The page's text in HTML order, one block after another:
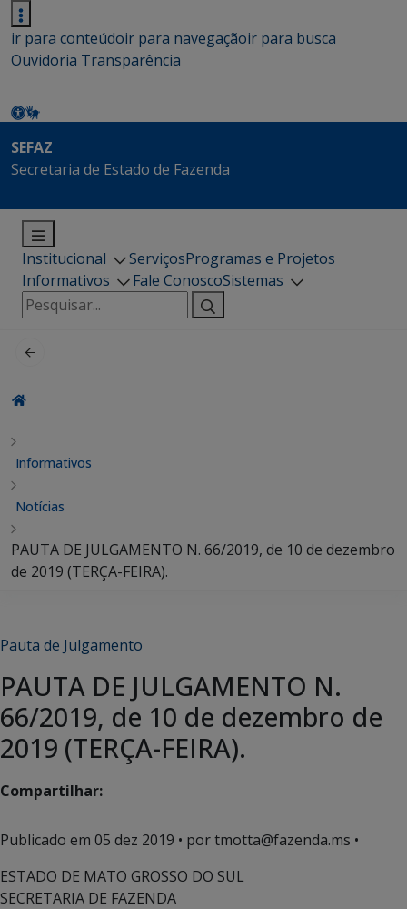
ir para conteúdoir para navegaçãoir para busca
Ouvidoria Transparência
SEFAZ
Secretaria de Estado de Fazenda
Institucional ServiçosProgramas e Projetos
Informativos
Fale ConoscoSistemas
Pesquisar
por:
Informativos
Notícias
PAUTA DE JULGAMENTO N. 66/2019, de 10 de dezembro
de 2019 (TERÇA-FEIRA).
Pauta de Julgamento
PAUTA DE JULGAMENTO N.
66/2019, de 10 de dezembro de
2019 (TERÇA-FEIRA).
Compartilhar:
Publicado em 05 dez 2019 • por tmotta@fazenda.ms •
ESTADO DE MATO GROSSO DO SUL
SECRETARIA DE FAZENDA